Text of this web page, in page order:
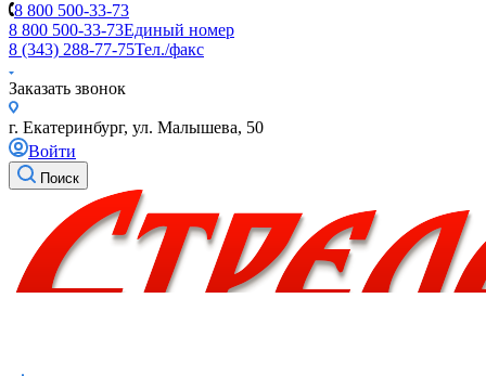
8 800 500-33-73
8 800 500-33-73Единый номер
8 (343) 288-77-75Тел./факс
Заказать звонок
г. Екатеринбург, ул. Малышева, 50
Войти
Поиск